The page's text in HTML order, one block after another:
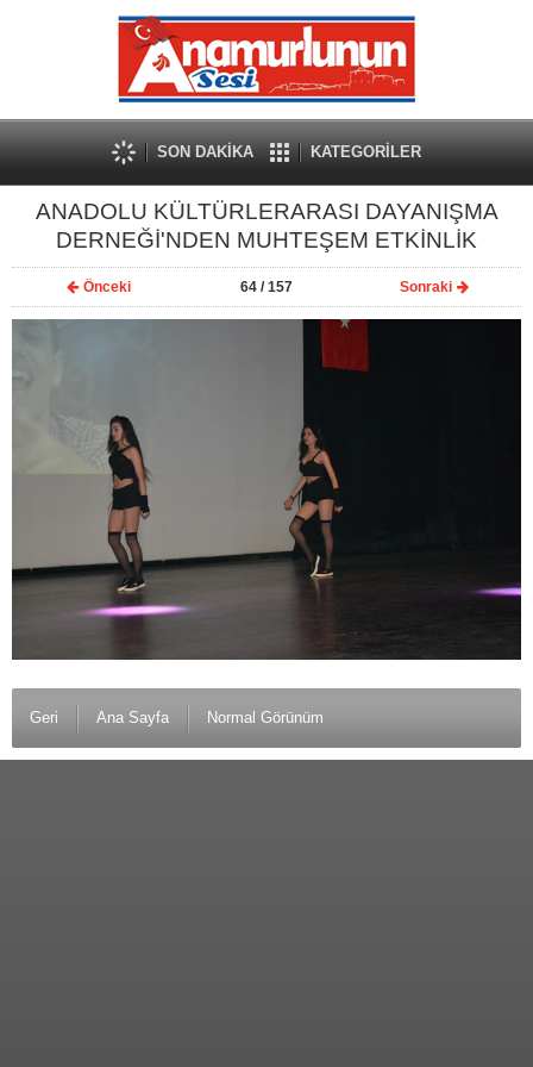
SON DAKİKA KATEGORİLER
ANADOLU KÜLTÜRLERARASI DAYANIŞMA
DERNEĞİ'NDEN MUHTEŞEM ETKİNLİK
Önceki 64/ 157 Sonraki
Geri Ana Sayfa Normal Görünüm